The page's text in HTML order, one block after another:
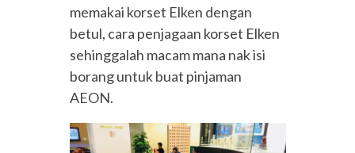
memakai korset Elken dengan
betul, cara penjagaan korset Elken
sehinggalah macam mana nak isi
borang untuk buat pinjaman
AEON.